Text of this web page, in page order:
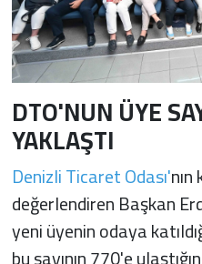
DTO'NUN ÜYE
YAKLAŞTI
Denizli Ticaret Odası'
değerlendiren Başkan
yeni üyenin odaya